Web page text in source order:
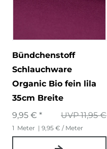
Bündchenstoff
Schlauchware
Organic Bio fein lila
35cm Breite
UVP 11,95 €
9,95 € *
1 Meter | 9,95 € / Meter